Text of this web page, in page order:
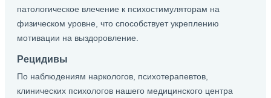
патологическое влечение к психостимуляторам на
физическом уровне, что способствует укреплению
мотивации на выздоровление.
Рецидивы
По наблюдениям наркологов, психотерапевтов,
клинических психологов нашего медицинского центра